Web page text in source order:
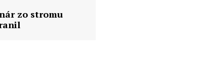
zo stromu